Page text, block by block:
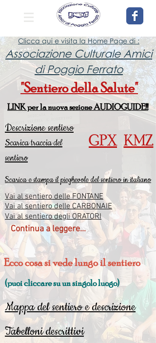
Clicca qui e visita la Home Page di :
Associazione Culturale Amici
di Poggio Ferrato
"Sentiero della Salute"
LINK per la nuova sezione AUDIOGUIDE!!!
Scarica traccia del
sentiero
Descrizione sentiero
GPX KMZ
Scarica e stampa il pieghevole del sentiero in italiano
Vai al sentiero delle FONTANE
Vai al sentiero delle CARBONAIE
Vai al sentiero degli ORATORI
Continua a leggere...
Ecco cosa si vede lungo il sentiero
(puoi cliccare su un singolo luogo)
Mappa del sentiero e descrizione
Tabelloni descrittivi